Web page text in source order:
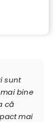
sunt
bine
că
mai